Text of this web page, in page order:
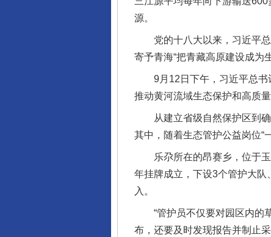
源。
党的十八大以来，习近平总
寄予青海“把青藏高原建设成为
9月12日下午，习近平总书
推动黄河流域生态保护和高质
从建立省级自然保护区到确
其中，随着生态管护公益岗位“
乐尕所在的昂赛乡，位于玉
年挂牌成立，下设3个管护大
入。
“管护员不仅要对园区内的草
布，还要及时发现报告并制止